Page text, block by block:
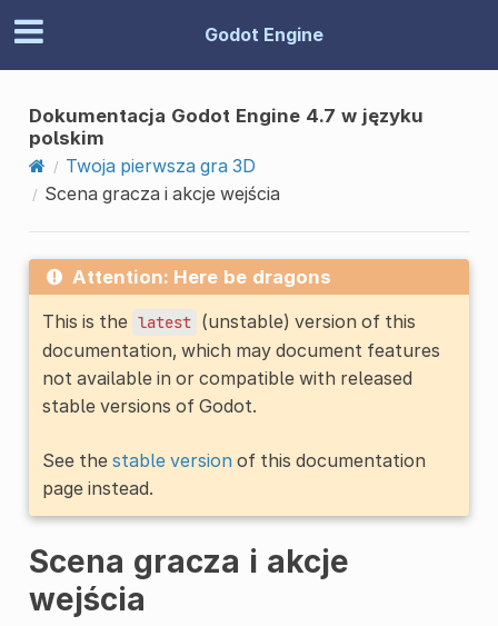
Godot Engine
Dokumentacja Godot Engine 4.7 w języku
polskim
Twoja pierwsza gra 3D
Scena gracza i akcje wejścia
Attention: Here be dragons
This is the latest (unstable) version of this
documentation, which may document features
not available in or compatible with released
stable versions of Godot.
See the stable versionof this documentation
page instead.
Scena gracza i akcje
wejścia